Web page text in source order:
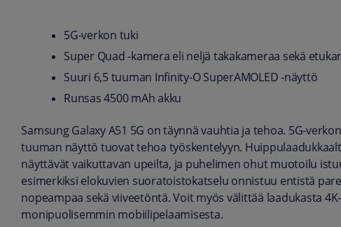
5G-verkon tuki
Super Quad -kamera eli neljä takakameraa sekä
Suuri 6,5 tuuman Infinity-O SuperAMOLED -näyttö
Runsas 4500 mAh akku
Samsung Galaxy A51 5G on täynnä vauhtia ja tehoa. 5G-
tuuman näyttö tuovat tehoa työskentelyyn.
näyttävät vaikuttavan upeilta, ja puhelimen ohut muotoilu
esimerkiksi elokuvien suoratoistokatselu onnistuu entistä
nopeampaa sekä viiveetöntä. Voit myös välittää laadukasta
monipuolisemmin mobiilipelaamisesta.